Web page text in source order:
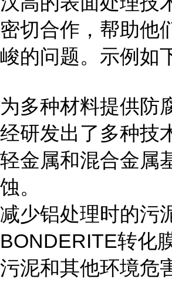
密切合作，帮助他
峻的问题。示例如
为多种材料提供防
经研发出了多种技
轻金属和混合金属
蚀。
减少铝处理时的污
BONDERITE转化
污泥和其他环境危